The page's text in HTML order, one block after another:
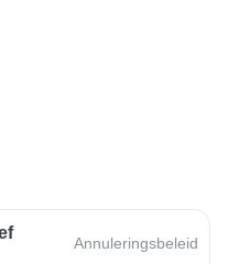
Annuleringsbeleid